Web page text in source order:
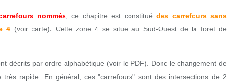
nommés, ce chapitre est constituédes carrefours sans
4 (voir carte). Cette zone 4 se situe au Sud-Ouest de la forêt de
décrits par ordre alphabétique (voir le PDF). Donc le changement de
très rapide. En général, ces "carrefours" sont des intersections de 2